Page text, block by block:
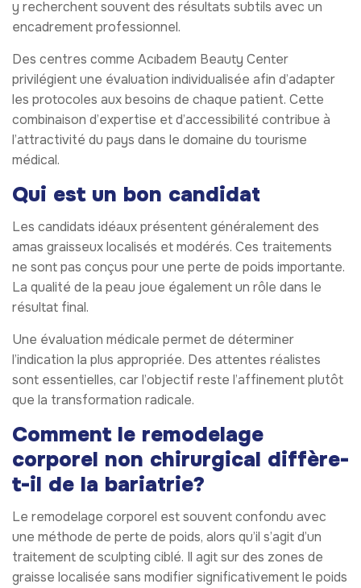
y recherchent souvent des résultats subtils avec un
encadrement professionnel.
Des centres comme Acıbadem Beauty Center
privilégient une évaluation individualisée afin d’adapter
les protocoles aux besoins de chaque patient. Cette
combinaison d’expertise et d’accessibilité contribue à
l’attractivité du pays dans le domaine du tourisme
médical.
Qui est un bon candidat
Les candidats idéaux présentent généralement des
amas graisseux localisés et modérés. Ces traitements
ne sont pas conçus pour une perte de poids importante.
La qualité de la peau joue également un rôle dans le
résultat final.
Une évaluation médicale permet de déterminer
l’indication la plus appropriée. Des attentes réalistes
sont essentielles, car l’objectif reste l’affinement plutôt
que la transformation radicale.
Comment le remodelage
corporel non chirurgical diffère-
t-il de la bariatrie?
Le remodelage corporel est souvent confondu avec
une méthode de perte de poids, alors qu’il s’agit d’un
traitement de sculpting ciblé. Il agit sur des zones de
graisse localisée sans modifier significativement le poids